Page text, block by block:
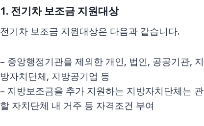
1. 전기차 보조금 지원대상
전기차 보조금 지원대상은 다음과 같습니다.
– 중앙행정기관을 제외한 개인, 법인, 공공기관, 지
방자치단체, 지방공기업 등
– 지방보조금을 추가 지원하는 지방자치단체는 관
할 자치단체 내 거주 등 자격조건 부여